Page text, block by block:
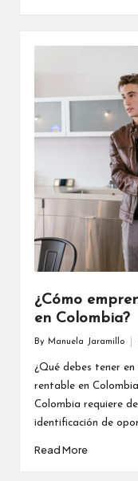
¿Cómo
en Colombia?
Posted
By Manuela Jaramillo
¿Qué debes tener
rentable en
Colombia requiere
identificación de
Read More